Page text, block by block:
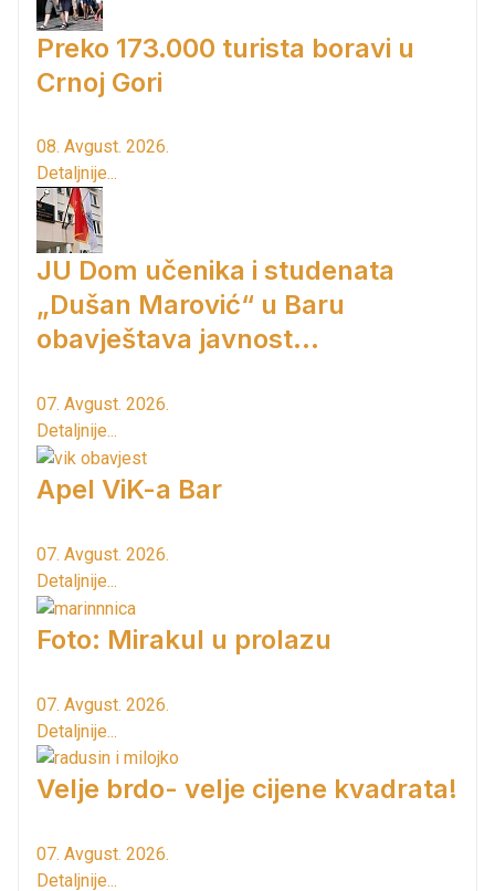
Preko 173.000 turista boravi u
Crnoj Gori
08. Avgust. 2026.
Detaljnije...
JU Dom učenika i studenata
„Dušan Marović“ u Baru
obavještava javnost...
07. Avgust. 2026.
Detaljnije...
Apel ViK-a Bar
07. Avgust. 2026.
Detaljnije...
Foto: Mirakul u prolazu
07. Avgust. 2026.
Detaljnije...
Velje brdo- velje cijene kvadrata!
07. Avgust. 2026.
Detaljnije...